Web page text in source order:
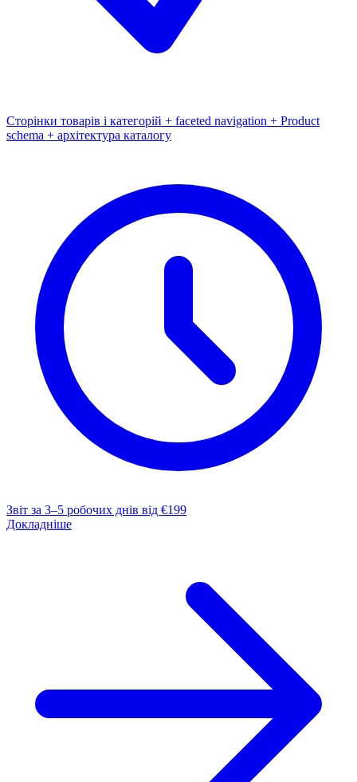
Сторінки товарів і категорій + faceted navigation + Product
schema + архітектура каталогу
Звіт за 3–5 робочих днів від €199
Докладніше